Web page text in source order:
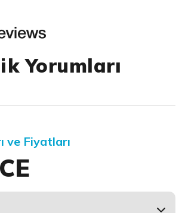
Yorumları
ve Fiyatları